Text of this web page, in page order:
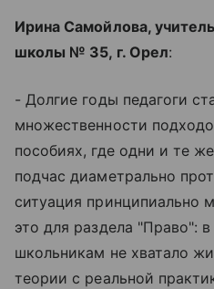
Ирина Самойлова,
школы № 35, г. Орел:
- Долгие годы педагоги
множественности
пособиях, где одни и те
подчас диаметрально
ситуация принципиально
это для раздела "Право":
школьникам не хватало
теории с реальной